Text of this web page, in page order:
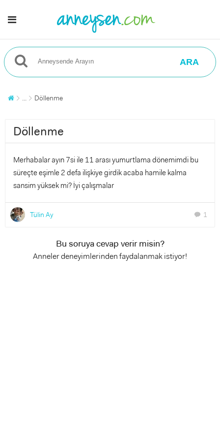
ARA
... Döllenme
Döllenme
Merhabalar ayın 7si ile 11 arası yumurtlama dönemimdi bu
süreçte eşimle 2 defa ilişkiye girdik acaba hamile kalma
sansim yüksek mi? İyi çalışmalar
Tülin Ay chat 1
Bu soruya cevap verir misin?
Anneler deneyimlerinden faydalanmak istiyor!